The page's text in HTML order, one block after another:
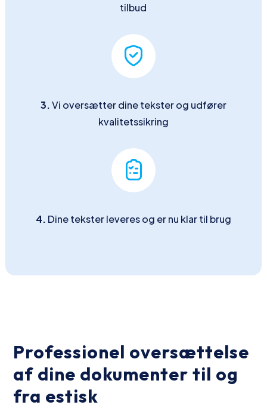
tilbud
3.Vi oversætter dine tekster og udfører
kvalitetssikring
4. Dine tekster leveres og er nu klar til brug
Professionel oversættelse
af dine dokumenter til og
fra estisk